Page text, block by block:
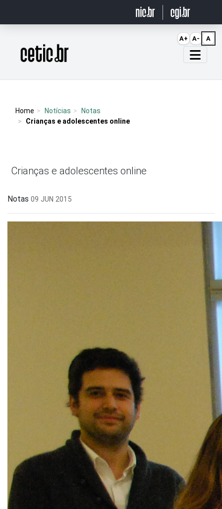
Página inicial
Home Notícias
Notas
Crianças e adolescentes online
Crianças e adolescentes online
Notas 09 JUN 2015
A+ A- A